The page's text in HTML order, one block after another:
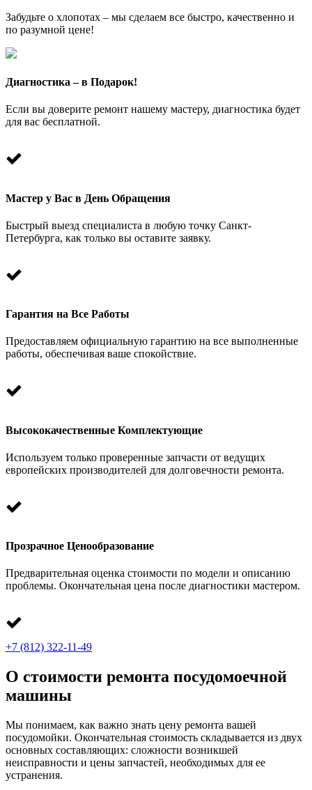
Забудьте о хлопотах – мы сделаем все быстро, качественно и
по разумной цене!
Диагностика – в Подарок!
Если вы доверите ремонт нашему мастеру, диагностика будет
для вас бесплатной.
Мастер у Вас в День Обращения
Быстрый выезд специалиста в любую точку Санкт-
Петербурга, как только вы оставите заявку.
Гарантия на Все Работы
Предоставляем официальную гарантию на все выполненные
работы, обеспечивая ваше спокойствие.
Высококачественные Комплектующие
Используем только проверенные запчасти от ведущих
европейских производителей для долговечности ремонта.
Прозрачное Ценообразование
Предварительная оценка стоимости по модели и описанию
проблемы. Окончательная цена после диагностики мастером.
+7 (812) 322-11-49
О стоимости ремонта посудомоечной
машины
Мы понимаем, как важно знать цену ремонта вашей
посудомойки. Окончательная стоимость складывается из двух
основных составляющих: сложности возникшей
неисправности и цены запчастей, необходимых для ее
устранения.